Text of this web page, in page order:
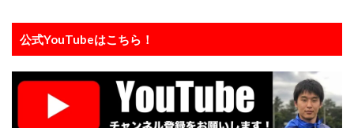
公式YouTubeはこちら！
リトリートライン
リバウンドメンタリティー
リバプール
レアルマドリー
三上綾太
三脚
下部組織
世界基準
両足 中井卓大 中京大学
中国